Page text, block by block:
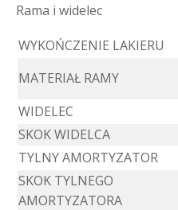
Rama i widelec
WYKOŃCZENIE LAKIERU
MATERIAŁ RAMY
WIDELEC
SKOK WIDELCA
TYLNY AMORTYZATOR
SKOK TYLNEGO
AMORTYZATORA